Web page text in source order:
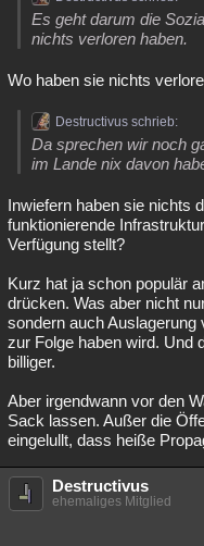
Es geht darum die
nichts verloren haben.
Wo haben sie nichts
Destructivus schrieb:
Da sprechen wir noch
im Lande nix davon
Inwiefern haben sie nichts
funktionierende
Verfügung stellt?
Kurz hat ja schon populär
drücken. Was aber nicht
sondern auch Auslagerung
zur Folge haben wird. Und
billiger.
Aber irgendwann vor den
Sack lassen. Außer die
eingelullt, dass heiße
Destructivus
ehemaliges Mitglied